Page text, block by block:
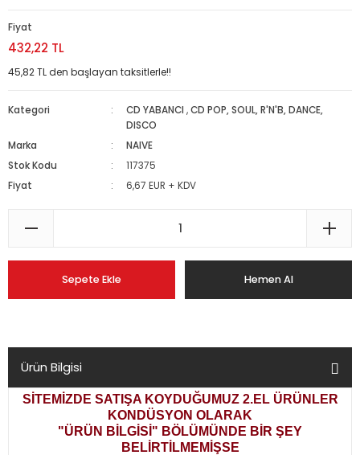
Fiyat
432,22 TL
45,82 TL den başlayan taksitlerle!!
Kategori CD YABANCI ,CD POP, SOUL, R'N'B, DANCE,
DISCO
Marka
NAIVE
Stok Kodu
117375
Fiyat
6,67 EUR + KDV
Sepete Ekle Hemen Al
Ürün Bilgisi
SİTEMİZDE SATIŞA KOYDUĞUMUZ 2.EL ÜRÜNLER
KONDÜSYON OLARAK
"ÜRÜN BİLGİSİ" BÖLÜMÜNDE BİR ŞEY
BELİRTİLMEMİŞSE